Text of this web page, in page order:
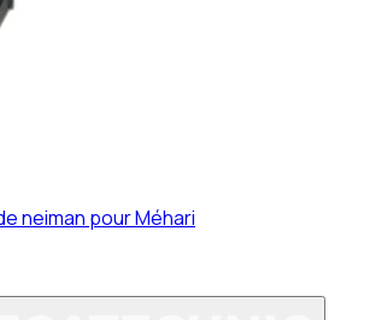
neiman pour Méhari